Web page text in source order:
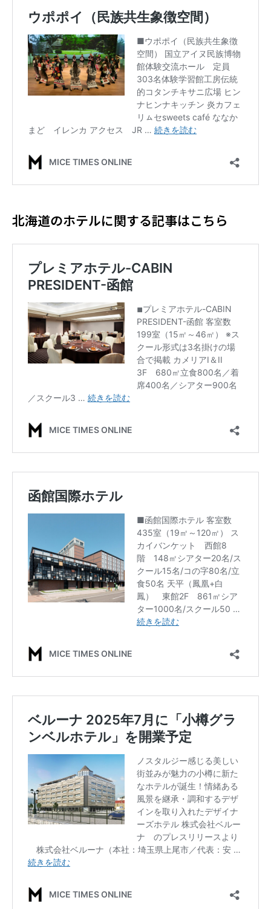
北海道のホテルに関する記事はこちら